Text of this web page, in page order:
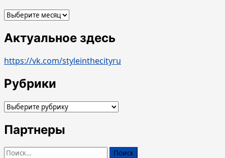
Архивы
Актуальное здесь
https://vk.com/styleinthecityru
Рубрики
Рубрики
Партнеры
Найти: